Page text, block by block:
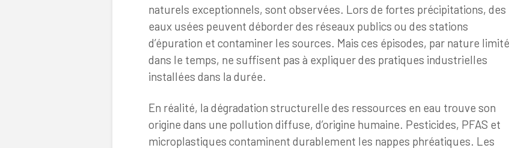
naturels exceptionnels, sont observées. Lors de fortes précipitations, des
eaux usées peuvent déborder des réseaux publics ou des stations
d’épuration et contaminer les sources. Mais ces épisodes, par nature
dans le temps, ne suffisent pas à expliquer des pratiques industrielles
installées dans la durée.
En réalité, la dégradation structurelle des ressources en eau trouve son
origine dans une pollution diffuse, d’origine humaine. Pesticides, PFAS et
microplastiques contaminent durablement les nappes phréatiques. Les